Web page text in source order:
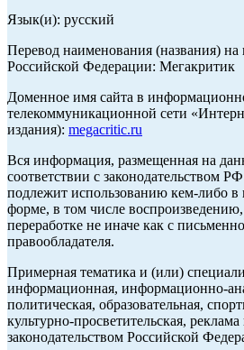
Язык(и): русский
Перевод наименования (названия) на
Российской Федерации: Мегакритик
Доменное имя сайта в
телекоммуникационной сети
издания): megacritic.ru
Вся информация, размещенная на
соответствии с законодательством
подлежит использованию кем-либо
форме, в том числе
переработке не иначе как с
правообладателя.
Примерная тематика и (или)
информационная, информационно-
политическая, образовательная,
культурно-просветительская,
законодательством Российской